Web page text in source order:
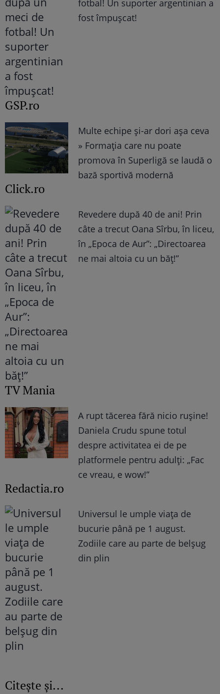
fotbal! Un suporter argentinian a
fost împușcat!
GSP.ro
Multe echipe și-ar dori așa ceva
» Formația care nu poate
promova în Superligă se laudă o
bază sportivă modernă
Click.ro
Revedere după 40 de ani! Prin
câte a trecut Oana Sîrbu, în liceu,
în „Epoca de Aur”: „Directoarea
ne mai altoia cu un băț!”
TV Mania
A rupt tăcerea fără nicio rușine!
Daniela Crudu spune totul
despre activitatea ei de pe
platformele pentru adulți: „Fac
ce vreau, e wow!”
Redactia.ro
Universul le umple viața de
bucurie până pe 1 august.
Zodiile care au parte de belșug
din plin
Citește și...